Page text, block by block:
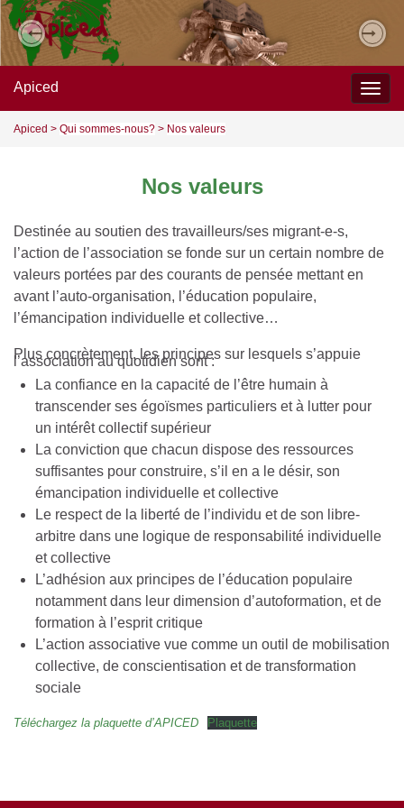
Previous
Apiced
Apiced > Qui sommes-nous? > Nos valeurs
Nos valeurs
Destinée au soutien des travailleurs/ses migrant-e-s,
l’action de l’association se fonde sur un certain nombre de
valeurs portées par des courants de pensée mettant en
avant l’auto-organisation, l’éducation populaire,
l’émancipation individuelle et collective…
Plus concrètement, les principes sur lesquels s’appuie
l’association au quotidien sont :
La confiance en la capacité de l’être humain à
transcender ses égoïsmes particuliers et à lutter pour
un intérêt collectif supérieur
La conviction que chacun dispose des ressources
suffisantes pour construire, s’il en a le désir, son
émancipation individuelle et collective
Le respect de la liberté de l’individu et de son libre-
arbitre dans une logique de responsabilité individuelle
et collective
L’adhésion aux principes de l’éducation populaire
notamment dans leur dimension d’autoformation, et de
formation à l’esprit critique
L’action associative vue comme un outil de mobilisation
collective, de conscientisation et de transformation
sociale
Téléchargez la plaquette d’APICED Plaquette